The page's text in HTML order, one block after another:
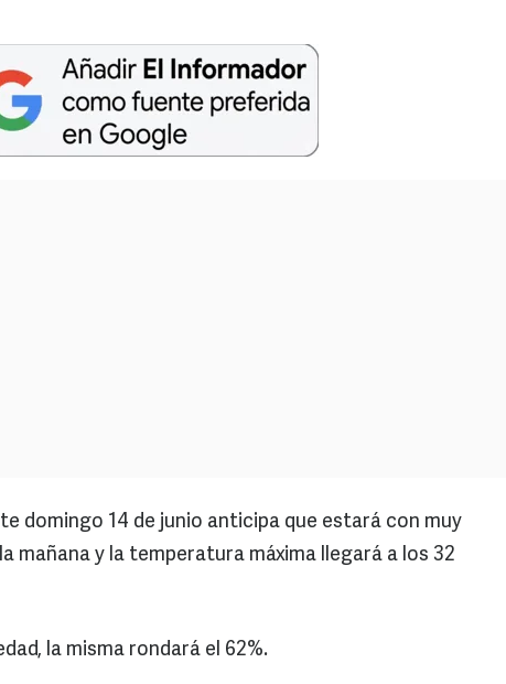
domingo 14 de junio anticipa que estará con muy
mañana y la temperatura máxima llegará a los 32
la misma rondará el 62%.